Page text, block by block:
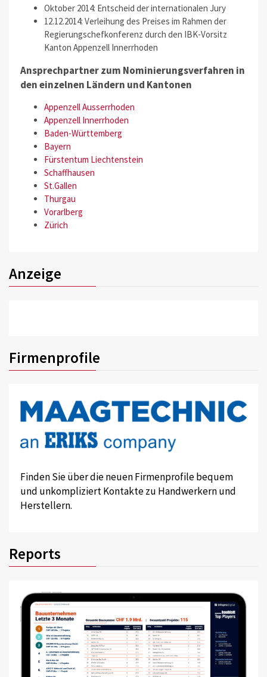
Oktober 2014: Entscheid der internationalen Jury
12.12.2014: Verleihung des Preises im Rahmen der
Regierungschefkonferenz durch den IBK-Vorsitz
Kanton Appenzell Innerrhoden
Ansprechpartner zum Nominierungsverfahren in
den einzelnen Ländern und Kantonen
Appenzell Ausserrhoden
Appenzell Innerrhoden
Baden-Württemberg
Bayern
Fürstentum Liechtenstein
Schaffhausen
St.Gallen
Thurgau
Vorarlberg
Zürich
Anzeige
Firmenprofile
Finden Sie über die neuen Firmenprofile bequem
und unkompliziert Kontakte zu Handwerkern und
Herstellern.
Reports